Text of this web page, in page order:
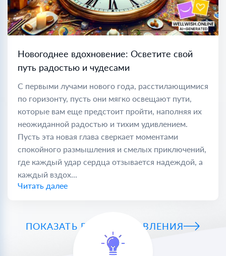
Новогоднее вдохновение: Осветите свой
путь радостью и чудесами
С первыми лучами нового года, расстилающимися
по горизонту, пусть они мягко освещают пути,
которые вам еще предстоит пройти, наполняя их
неожиданной радостью и тихим удивлением.
Пусть эта новая глава сверкает моментами
спокойного размышления и смелых приключений,
где каждый удар сердца отзывается надеждой, а
каждый вздох...
Читать далее
ПОКАЗАТЬ ВСЕ ПОЗДРАВЛЕНИЯ